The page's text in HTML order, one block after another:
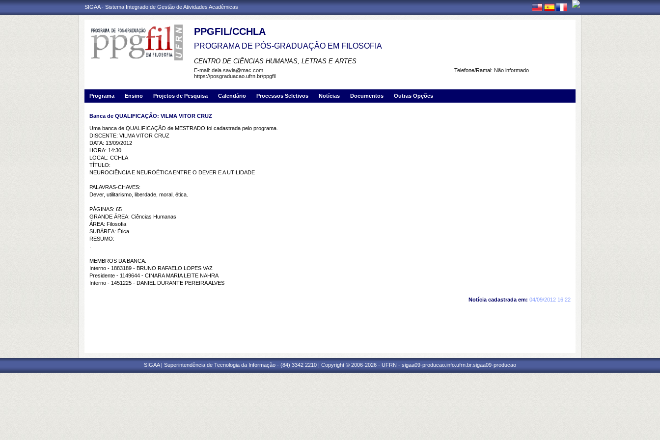
SIGAA - Sistema Integrado de Gestão de Atividades Acadêmicas
PPGFIL/CCHLA
PROGRAMA DE PÓS-GRADUAÇÃO EM FILOSOFIA
CENTRO DE CIÊNCIAS HUMANAS, LETRAS E ARTES
Telefone/Ramal: Não informado
E-mail: dela.savia@mac.com
https://posgraduacao.ufrn.br/ppgfil
Programa Ensino Projetos de Pesquisa Calendário Processos Seletivos Notícias Documentos Outras Opções
Banca de QUALIFICAÇÃO: VILMA VITOR CRUZ
Uma banca de QUALIFICAÇÃO de MESTRADO foi cadastrada pelo programa.
DISCENTE: VILMA VITOR CRUZ
DATA: 13/09/2012
HORA: 14:30
LOCAL: CCHLA
TÍTULO:
NEUROCIÊNCIA E NEUROÉTICA ENTRE O DEVER E A UTILIDADE
PALAVRAS-CHAVES:
Dever, utilitarismo, liberdade, moral, ética.
PÁGINAS: 65
GRANDE ÁREA: Ciências Humanas
ÁREA: Filosofia
SUBÁREA: Ética
RESUMO:
MEMBROS DA BANCA:
Interno - 1883189 - BRUNO RAFAELO LOPES VAZ
Presidente - 1149644 - CINARA MARIA LEITE NAHRA
Interno - 1451225 - DANIEL DURANTE PEREIRA ALVES
Notícia cadastrada em: 04/09/2012 16:22
SIGAA | Superintendência de Tecnologia da Informação - (84) 3342 2210 | Copyright © 2006-2026 - UFRN - sigaa09-producao.info.ufrn.br.sigaa09-producao